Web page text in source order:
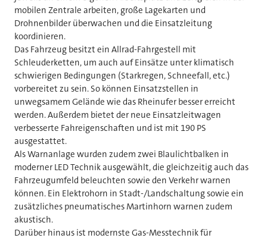
mobilen Zentrale arbeiten, große Lagekarten und
Drohnenbilder überwachen und die Einsatzleitung
koordinieren.
Das Fahrzeug besitzt ein Allrad-Fahrgestell mit
Schleuderketten, um auch auf Einsätze unter klimatisch
schwierigen Bedingungen (Starkregen, Schneefall, etc.)
vorbereitet zu sein. So können Einsatzstellen in
unwegsamem Gelände wie das Rheinufer besser erreicht
werden. Außerdem bietet der neue Einsatzleitwagen
verbesserte Fahreigenschaften und ist mit 190 PS
ausgestattet.
Als Warnanlage wurden zudem zwei Blaulichtbalken in
moderner LED Technik ausgewählt, die gleichzeitig auch das
Fahrzeugumfeld beleuchten sowie den Verkehr warnen
können. Ein Elektrohorn in Stadt-/Landschaltung sowie ein
zusätzliches pneumatisches Martinhorn warnen zudem
akustisch.
Darüber hinaus ist modernste Gas-Messtechnik für